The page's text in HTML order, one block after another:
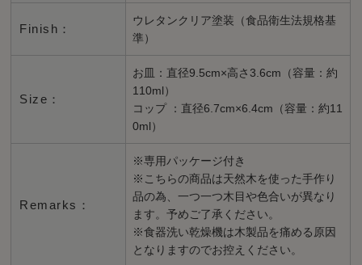
Finish：
ウレタンクリア塗装（食品衛生法規格基
準）
Size：
お皿：直径9.5cm×高さ3.6cm（容量：約
110ml）
コップ ：直径6.7cm×6.4cm（容量：約11
0ml）
Remarks：
※専用パッケージ付き
※こちらの商品は天然木を使った手作り
品の為、一つ一つ木目や色合いが異なり
ます。予めご了承ください。
※食器洗い乾燥機は木製品を痛める原因
となりますのでお控えください。